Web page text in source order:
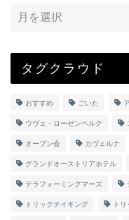
タグクラウド
おすすめ ごいた
ウヴェ・ローゼンベルク
オープン会 カヴェルナ
グランドオーストリアホテル
テラフォーミングマーズ
トリックテイキング ト